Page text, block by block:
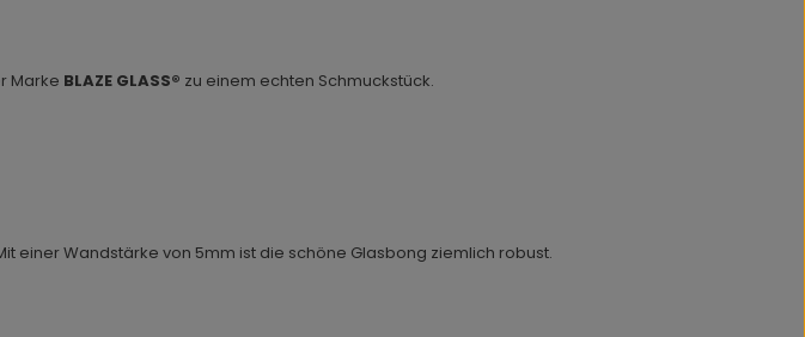
Marke BLAZE GLASS® zu einem echten Schmuckstück.
einer Wandstärke von 5mm ist die schöne Glasbong ziemlich robust.